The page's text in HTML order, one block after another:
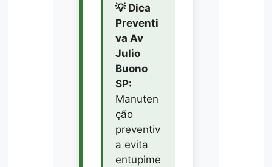
💡 Dica
Preventi
va Av
Julio
Buono
SP:
Manuten
ção
preventiv
a evita
entupime